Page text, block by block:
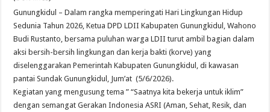
Gunungkidul – Dalam rangka memperingati Hari Lingkungan Hidup
Sedunia Tahun 2026, Ketua DPD LDII Kabupaten Gunungkidul, Wahono
Budi Rustanto, bersama puluhan warga LDII turut ambil bagian dalam
aksi bersih-bersih lingkungan dan kerja bakti (korve) yang
diselenggarakan Pemerintah Kabupaten Gunungkidul, di kawasan
pantai Sundak Gunungkidul, Jum’at (5/6/2026).
Kegiatan yang mengusung tema ” “Saatnya kita bekerja untuk iklim”
dengan semangat Gerakan Indonesia ASRI (Aman, Sehat, Resik, dan